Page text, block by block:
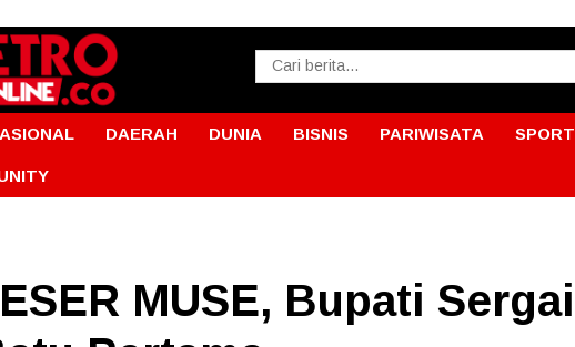
DAERAH DUNIA BISNIS PARIWISATA SPORT
MUSE, Bupati Sergai